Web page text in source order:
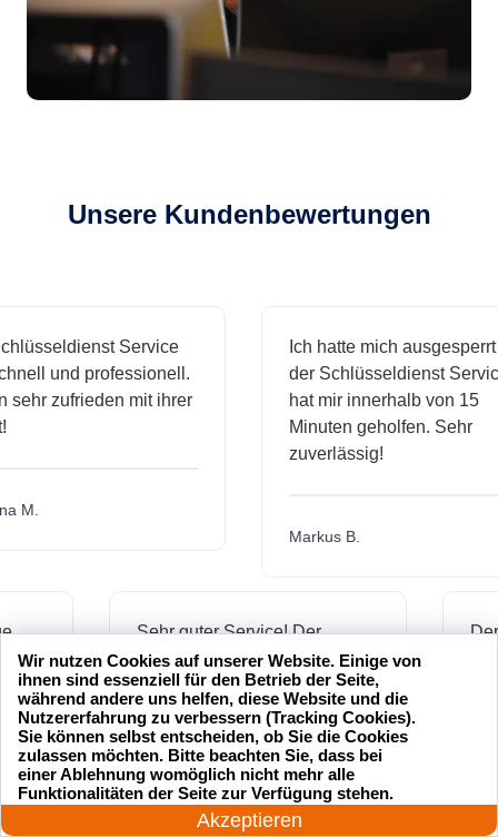
Unsere Kundenbewertungen
Service
und professionell.
zufrieden mit ihrer
Ich hatte mich ausgesperrt
der Schlüsseldienst Service
hat mir innerhalb von 15
Minuten geholfen. Sehr
zuverlässig!
Markus B.
hat
Sehr guter Service! Der
Schlüsseldienst war freundlich
und hat mir schnell geholfen,
als ich meine Schlüssel
verloren hatte.
Jonas M.
24 Stunden am Tag
Akzeptieren
Wir nutzen Cookies auf unserer Website. Einige von
ihnen sind essenziell für den Betrieb der Seite,
während andere uns helfen, diese Website und die
Nutzererfahrung zu verbessern (Tracking Cookies).
Sie können selbst entscheiden, ob Sie die Cookies
zulassen möchten. Bitte beachten Sie, dass bei
einer Ablehnung womöglich nicht mehr alle
Funktionalitäten der Seite zur Verfügung stehen.